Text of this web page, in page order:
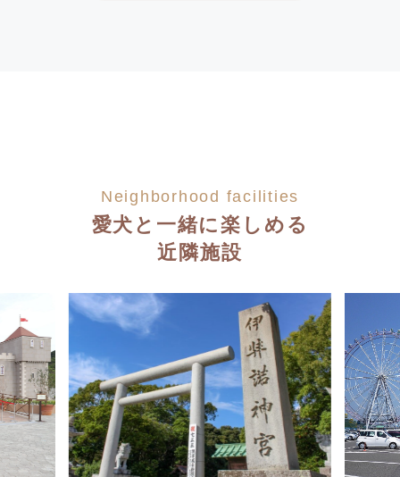
Neighborhood facilities
愛犬と一緒に楽しめる
近隣施設